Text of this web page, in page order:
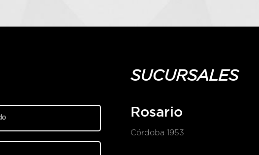
SUCURSALES
Rosario
Córdoba 1953